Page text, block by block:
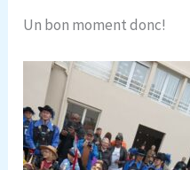
Un bon moment donc!